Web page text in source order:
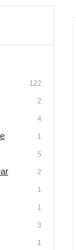
122
2
4
1
5
2
1
1
3
1